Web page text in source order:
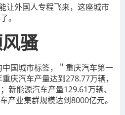
让外国人专程飞来，这座城市
。
骚
国城市标签，＂重庆汽车第一
庆汽车产量达到278.77万辆，
新能源汽车产量129.61万辆、
产业集群规模达到8000亿元。